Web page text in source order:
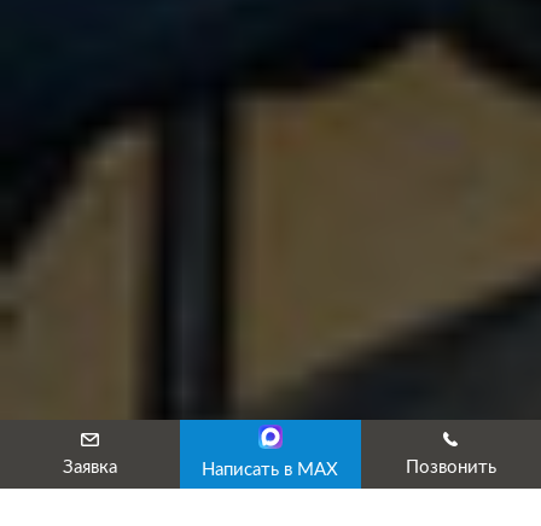
Заявка Написать в MAX Позвонить